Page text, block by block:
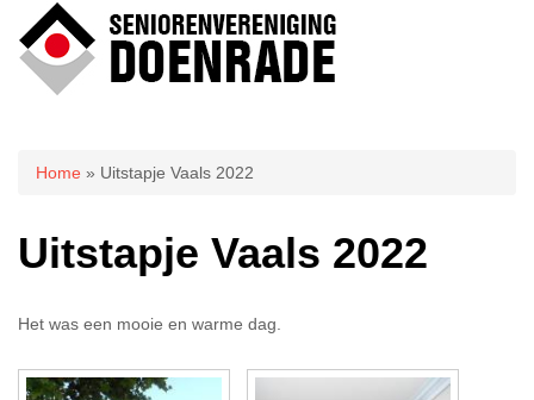
U bent hier
Home » Uitstapje Vaals 2022
Uitstapje Vaals 2022
Het was een mooie en warme dag.